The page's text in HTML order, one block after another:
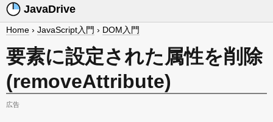
JavaDrive
Home › JavaScript入門 › DOM入門
要素に設定された属性を削除
(removeAttribute)
広告